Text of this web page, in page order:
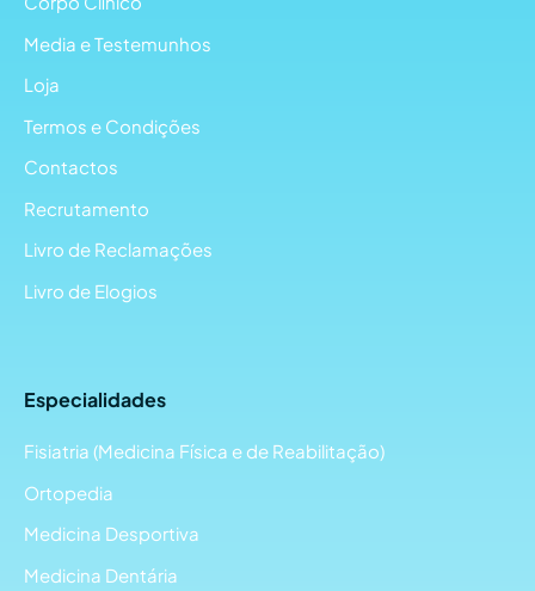
Media e Testemunhos
Loja
Termos e Condições
Contactos
Recrutamento
Livro de Reclamações
Livro de Elogios
Especialidades
Fisiatria (Medicina Física e de Reabilitação)
Ortopedia
Medicina Desportiva
Medicina Dentária